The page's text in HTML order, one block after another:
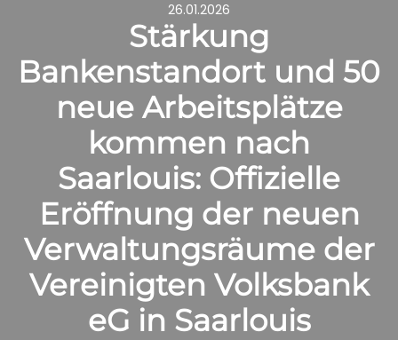
26.01.2026
Stärkung
Bankenstandort und 50
neue Arbeitsplätze
kommen nach
Saarlouis: Offizielle
Eröffnung der neuen
Verwaltungsräume der
Vereinigten Volksbank
eG in Saarlouis